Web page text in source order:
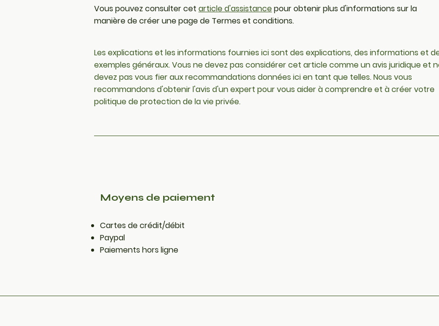
Vous pouvez consulter cet article d'assistancepour obtenir plus d'informations sur la
manière de créer une page de Termes et conditions.
Les explications et les informations fournies ici sont des explications, des informations et
exemples généraux. Vous ne devez pas considérer cet article comme un avis juridique et
devez pas vous fier aux recommandations données ici en tant que telles. Nous vous
recommandons d'obtenir l'avis d'un expert pour vous aider à comprendre et à créer votre
politique de protection de la vie privée.
Moyens de paiement
​Cartes de crédit/débit
Paypal
Paiements hors ligne